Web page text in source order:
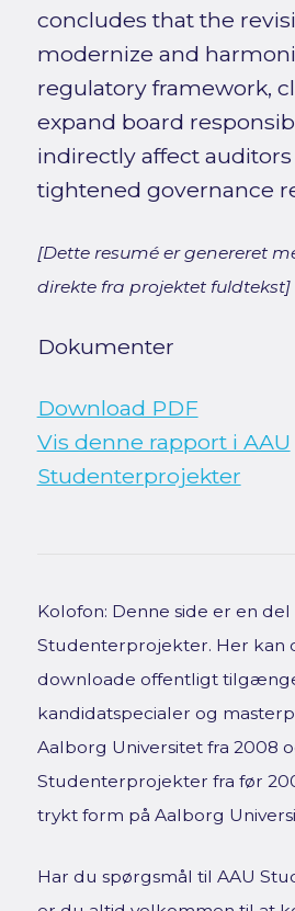
concludes that the
modernize and
regulatory framework,
expand board
indirectly affect
tightened governance
[Dette resumé er genereret
direkte fra projektet fuldtekst]
Dokumenter
Download PDF
Vis denne rapport i AAU
Studenterprojekter
Kolofon: Denne side er en del
Studenterprojekter. Her kan
downloade offentligt
kandidatspecialer og
Aalborg Universitet fra 2008
Studenterprojekter fra før
trykt form på Aalborg
Har du spørgsmål til AAU